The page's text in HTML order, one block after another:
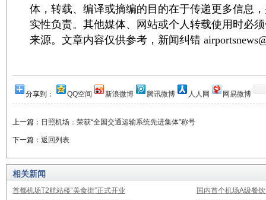
体，转载、编译或摘编的目的在于传递更多信息
实性负责。其他媒体、网站或个人转载使用时必
来源。文章内容仅供参考，新闻纠错
分享到： QQ空间 新浪微博 腾讯微博 人人网 网易微博
上一篇： 日照机场：荣获“全国交通运输系统先进集体”称号
下一篇： 返回列表
相关新闻
首都机场T2航站楼“美食街”正式开业
国内首个机场A级餐